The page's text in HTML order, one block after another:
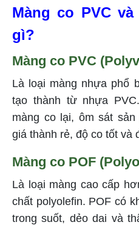
Màng co PVC
gì?
Màng co PVC
Là loại màng nhựa phổ
tạo thành từ nhựa
màng co lại, ôm sát
giá thành rẻ, độ co tốt và
Màng co POF
Là loại màng cao cấp
chất polyolefin. POF có
trong suốt, dẻo dai và